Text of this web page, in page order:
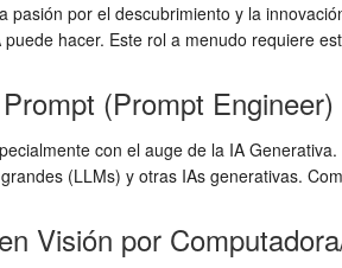
pasión por el descubrimiento y la
hacer. Este rol a menudo requiere
(Prompt Engineer)
con el auge de la IA
(LLMs) y otras IAs generativas.
Visión por